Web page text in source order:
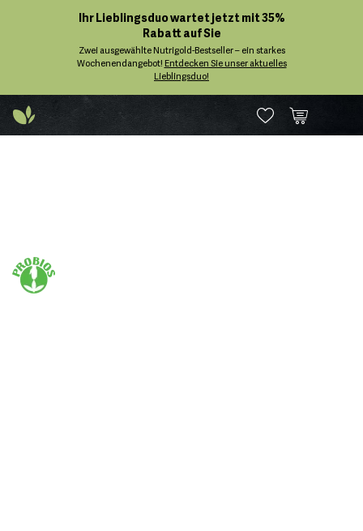
Ihr Lieblingsduo wartet jetzt mit 35%
Rabatt auf Sie
Zwei ausgewählte Nutrigold-Bestseller – ein starkes
Wochenendangebot! Entdecken Sie unser aktuelles
Lieblingsduo!